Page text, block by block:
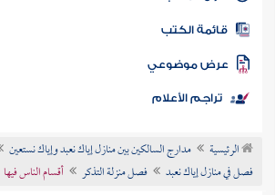
المكتبة
الكتب
موضوعي
تراجم الأعلام
الرئيسية
مدارج السالكين بين منازل إياك نعبد وإياك نستعين
فصل في منازل إياك نعبد
فصل منزلة التذكر أقسام الناس فيها